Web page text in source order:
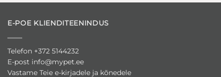
E-POE KLIENDITEENINDUS
Telefon +372 5144232
E-post info@mypet.ee
Vastame Teie e-kirjadele ja kõnedele